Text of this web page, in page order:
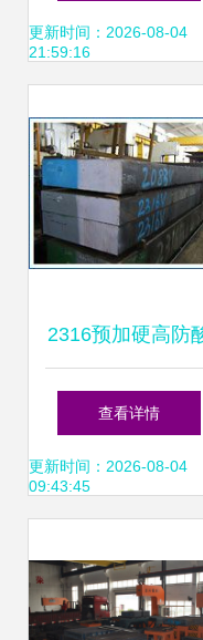
钢现货批发与精料
更新时间：2026-08-04
21:59:16
2316预加硬高防
塑胶模具钢 锻造工
艺与卓越性能的全
查看详情
更新时间：2026-08-04
09:43:45